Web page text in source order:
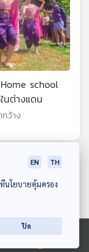
school
นต่างแดน
กว้าง
EN TH
นโยบายคุ้มครอง
ปิด